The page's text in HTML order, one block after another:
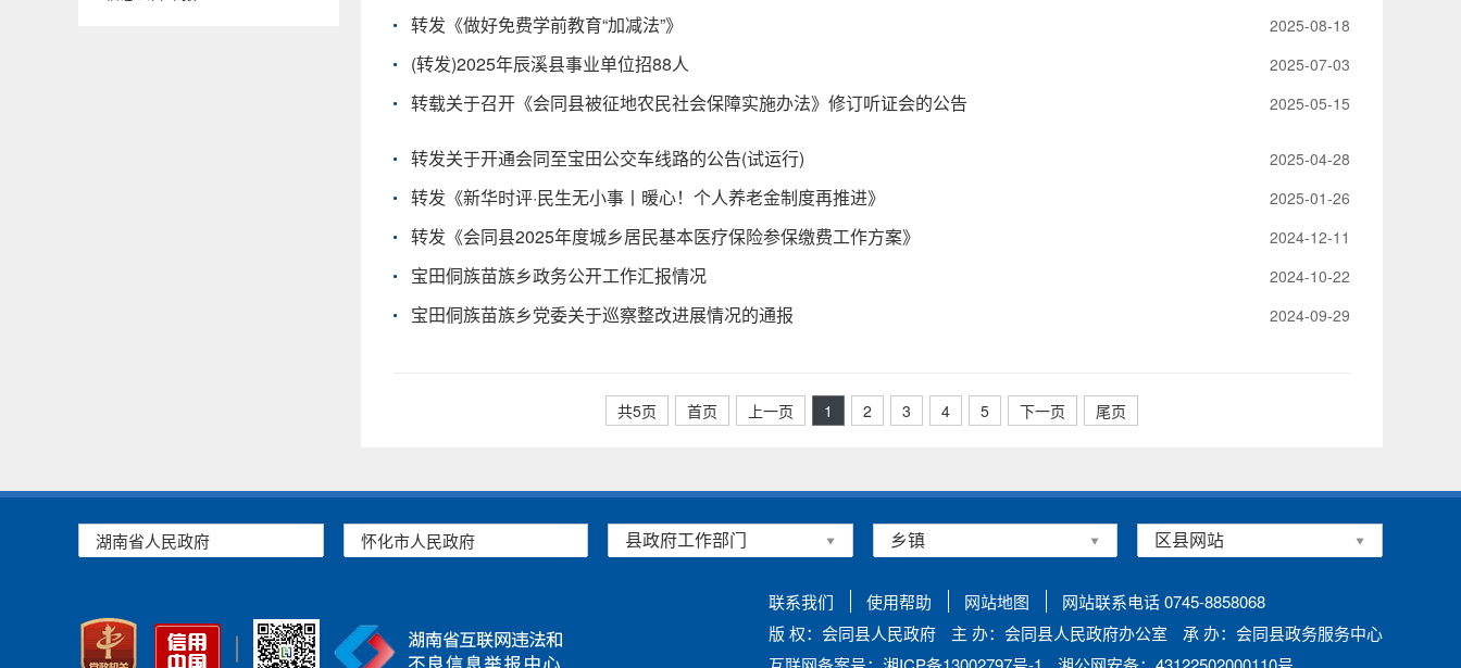
转发《做好免费学前教育“加减法”》 2025-08-18
(转发)2025年辰溪县事业单位招88人 2025-07-03
转载关于召开《会同县被征地农民社会保障实施办法》修订听证会的公告 2025-05-15
转发关于开通会同至宝田公交车线路的公告(试运行) 2025-04-28
转发《新华时评·民生无小事丨暖心！个人养老金制度再推进》 2025-01-26
转发《会同县2025年度城乡居民基本医疗保险参保缴费工作方案》 2024-12-11
宝田侗族苗族乡政务公开工作汇报情况 2024-10-22
宝田侗族苗族乡党委关于巡察整改进展情况的通报 2024-09-29
共5页 首页 上一页 1 2 3 4 5 下一页 尾页
湖南省人民政府 怀化市人民政府
联系我们 使用帮助 网站地图
网站联系电话 0745-8858068
版 权：会同县人民政府
主 办：会同县人民政府办公室
承 办：会同县政务服务中心